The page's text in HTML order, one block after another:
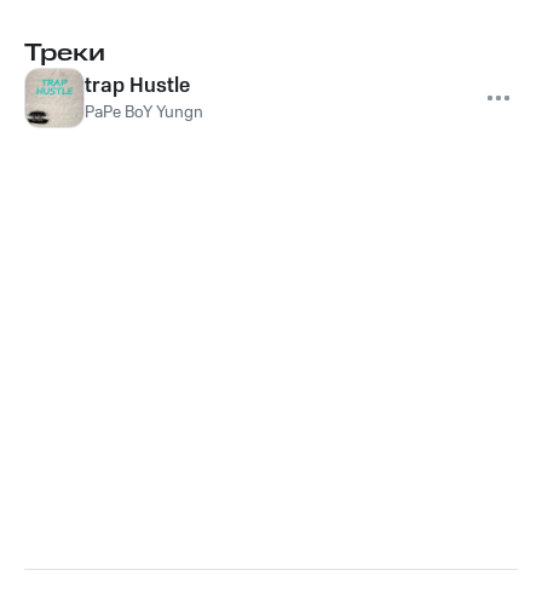
Треки
trap Hustle
PaPe BoY Yungn